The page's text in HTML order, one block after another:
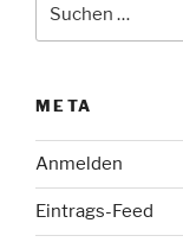
nach:
META
Anmelden
Eintrags-Feed